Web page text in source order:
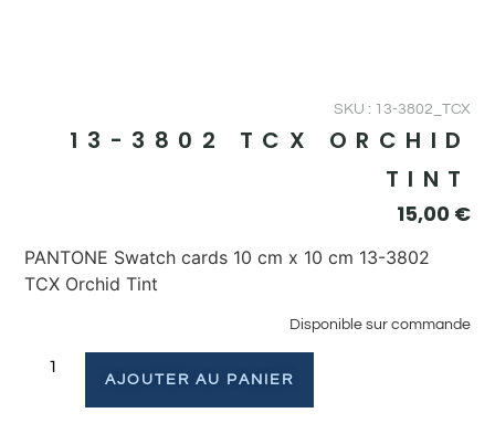
SKU : 13-3802_TCX
13-3802 TCX ORCHID
TINT
15,00 €
PANTONE Swatch cards 10 cm x 10 cm 13-3802
TCX Orchid Tint
Disponible sur commande
AJOUTER AU PANIER